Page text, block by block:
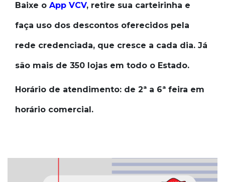
Baixe o App VCV, retire sua carteirinha e
faça uso dos descontos oferecidos pela
rede credenciada, que cresce a cada dia. Já
são mais de 350 lojas em todo o Estado.
Horário de atendimento: de 2ª a 6ª feira em
horário comercial.